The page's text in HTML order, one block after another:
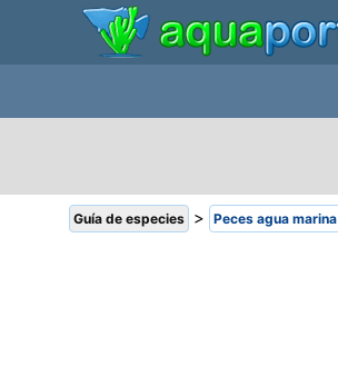
Guía de especies > Peces agua marina